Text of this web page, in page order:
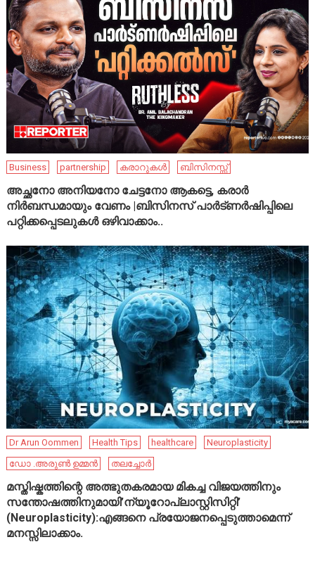
Business partnership കരാറുകൾ ബിസിനസ്സ്
അച്ഛനോ അനിയനോ ചേട്ടനോ ആകട്ടെ, കരാർ
നിർബന്ധമായും വേണം |ബിസിനസ് പാർട്ണർഷിപ്പിലെ
പറ്റിക്കപ്പെടലുകൾ ഒഴിവാക്കാം..
Dr Arun Oommen Health Tips healthcare
Neuroplasticity
ഡോ .അരുൺ ഉമ്മൻ
തലച്ചോർ
മസ്തിഷ്കത്തിന്റെ അത്ഭുതകരമായ മികച്ച വിജയത്തിനും
സന്തോഷത്തിനുമായി’ന്യൂറോപ്ലാസ്റ്റിസിറ്റി’
(Neuroplasticity):എങ്ങനെ പ്രയോജനപ്പെടുത്താമെന്ന്
മനസ്സിലാക്കാം.